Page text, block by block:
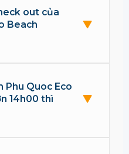
out của
Beach
Phu Quoc Eco
14h00 thì